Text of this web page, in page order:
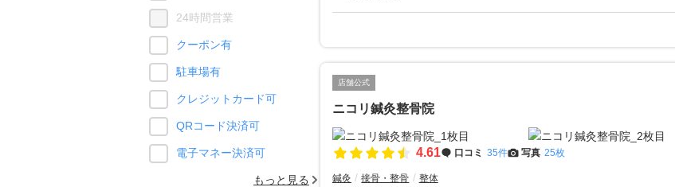
店舗公式
ニコリ鍼灸整骨院
4.61 口コミ 35件 写真 25枚
鍼灸 接骨・整骨 整体
24時間営業
クーポン有
駐車場有
クレジットカード可
QRコード決済可
電子マネー決済可
もっと見る